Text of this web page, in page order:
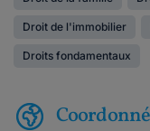
Droit de l'immobilier
Droits fondamentaux